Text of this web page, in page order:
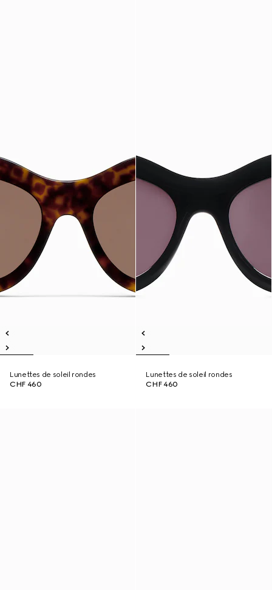
Lunettes de soleil rondes
CHF 460
Lunettes de soleil rondes
CHF 460